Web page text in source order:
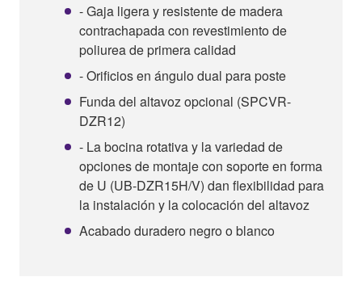
- Gaja ligera y resistente de madera
contrachapada con revestimiento de
poliurea de primera calidad
- Orificios en ángulo dual para poste
Funda del altavoz opcional (SPCVR-
DZR12)
- La bocina rotativa y la variedad de
opciones de montaje con soporte en forma
de U (UB-DZR15H/V) dan flexibilidad para
la instalación y la colocación del altavoz
Acabado duradero negro o blanco